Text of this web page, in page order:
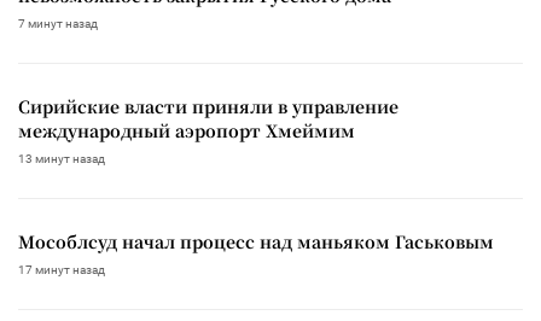
7 минут назад
Сирийские власти приняли в управление
международный аэропорт Хмеймим
13 минут назад
Мособлсуд начал процесс над маньяком Гаськовым
17 минут назад